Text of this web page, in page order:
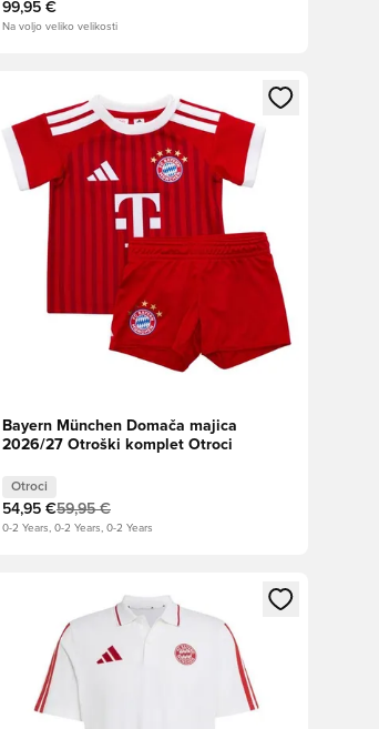
99,95 €
Na voljo veliko velikosti
Odpre Modal za prijavo ali vpis kot član
Bayern München Domača majica
2026/27 Otroški komplet Otroci
Otroci
54,95 €59,95 €
0-2 Years, 0-2 Years, 0-2 Years
Odpre Modal za prijavo ali vpis kot član